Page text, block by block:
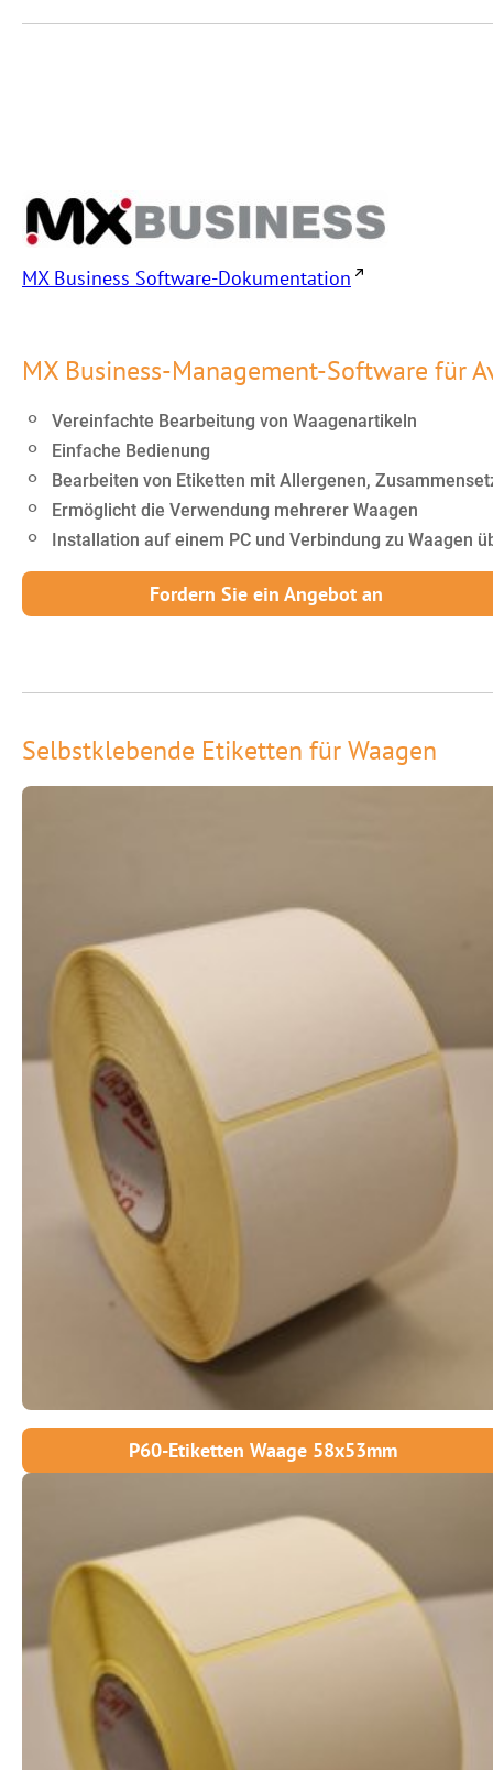
MX Business-Management-Software für
Vereinfachte Bearbeitung von Waagenartikeln
Einfache Bedienung
Bearbeiten von Etiketten mit Allergenen,
Ermöglicht die Verwendung mehrerer Waagen
Installation auf einem PC und Verbindung zu Waagen
Fordern Sie ein Angebot an
MX Business Software-Dokumentation
Selbstklebende Etiketten für Waagen
P60-Etiketten Waage 58x53mm